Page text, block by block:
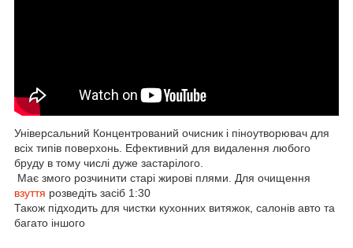
Універсальний Концентрований очисник і піноутворювач для
всіх типів поверхонь. Ефективний для видалення любого
бруду в тому числі дуже застарілого.
Має змого розчинити старі жирові плями. Для очищення
взуття розведіть засіб 1:30
Також підходить для чистки кухонних витяжок, салонів авто та
багато іншого